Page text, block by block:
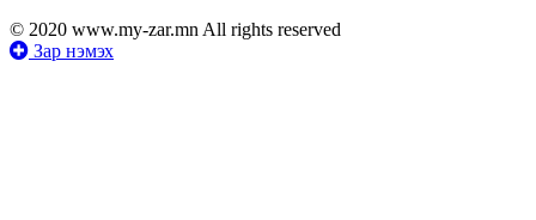
© 2020 www.my-zar.mn All rights reserved
Зар нэмэх